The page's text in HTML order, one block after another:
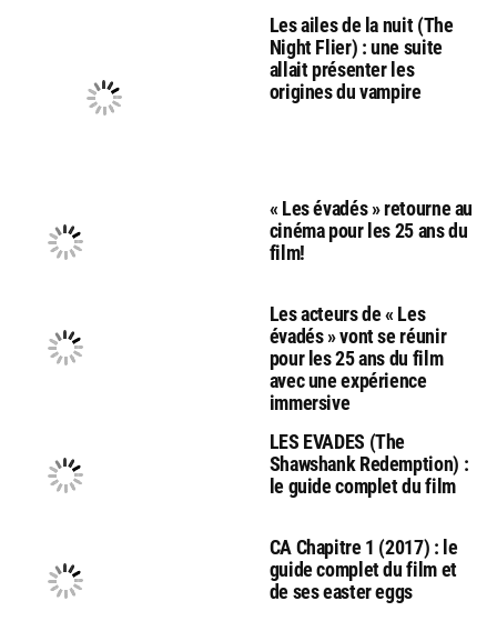
Les ailes de la nuit (The
Night Flier) : une suite
allait présenter les
origines du vampire
« Les évadés » retourne au
cinéma pour les 25 ans du
film!
Les acteurs de « Les
évadés » vont se réunir
pour les 25 ans du film
avec une expérience
immersive
LES EVADES (The
Shawshank Redemption) :
le guide complet du film
CA Chapitre 1 (2017) : le
guide complet du film et
de ses easter eggs